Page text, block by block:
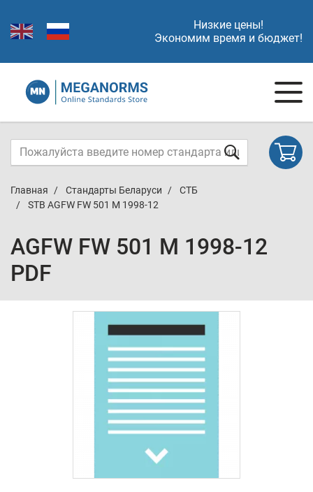
Низкие цены!
Экономим время и бюджет!
Главная Стандарты Беларуси
СТБ
STB AGFW FW 501 M 1998-12
AGFW FW 501 M 1998-12
PDF